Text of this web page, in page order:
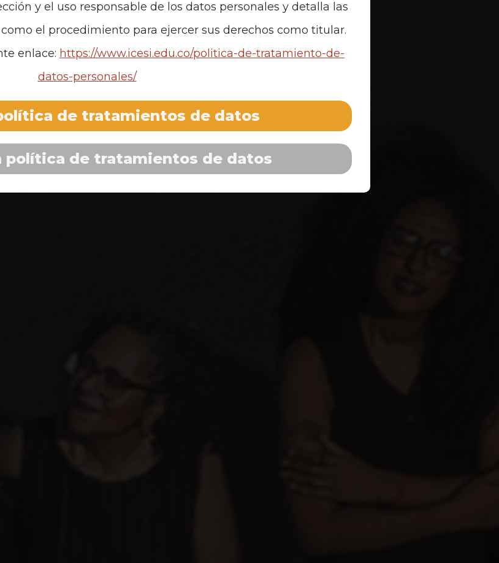
y el uso responsable de los datos personales y detalla las
el procedimiento para ejercer sus derechos como titular.
enlace: https://www.icesi.edu.co/politica-de-tratamiento-de-
datos-personales/
de tratamientos de datos
política de tratamientos de datos